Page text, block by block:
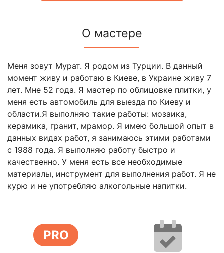
О мастере
Меня зовут Мурат. Я родом из Турции. В данный
момент живу и работаю в Киеве, в Украине живу 7
лет. Мне 52 года. Я мастер по облицовке плитки, у
меня есть автомобиль для выезда по Киеву и
области.Я выполняю такие работы: мозаика,
керамика, гранит, мрамор. Я имею большой опыт в
данных видах работ, я занимаюсь этими работами
с 1988 года. Я выполняю работу быстро и
качественно. У меня есть все необходимые
материалы, инструмент для выполнения работ. Я не
курю и не употребляю алкогольные напитки.
PRO